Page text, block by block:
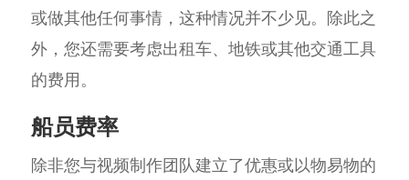
或做其他任何事情，这种情况并不少见。除此之
外，您还需要考虑出租车、地铁或其他交通工具
的费用。
船员费率
除非您与视频制作团队建立了优惠或以物易物的